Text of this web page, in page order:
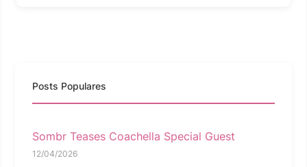
Posts Populares
Sombr Teases Coachella Special Guest
12/04/2026